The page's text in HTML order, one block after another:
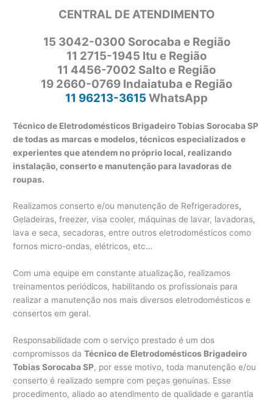
CENTRAL DE ATENDIMENTO
15 3042-0300 Sorocaba e Região
11 2715-1945 Itu e Região
11 4456-7002 Salto e Região
19 2660-0769 Indaiatuba e Região
11 96213-3615 WhatsApp
Técnico de Eletrodomésticos Brigadeiro Tobias Sorocaba SP
de todas as marcas e modelos, técnicos especializados e
experientes que atendem no próprio local, realizando
instalação, conserto e manutenção para lavadoras de
roupas.
Realizamos conserto e/ou manutenção de Refrigeradores,
Geladeiras, freezer, visa cooler, máquinas de lavar, lavadoras,
lava e seca, secadoras, entre outros eletrodomésticos como
fornos micro-ondas, elétricos, etc…
Com uma equipe em constante atualização, realizamos
treinamentos periódicos, habilitando os profissionais para
realizar a manutenção nos mais diversos eletrodomésticos e
consertos em geral.
Responsabilidade com o serviço prestado é um dos
compromissos daTécnico de Eletrodomésticos Brigadeiro
Tobias Sorocaba SP, por esse motivo, toda manutenção e/ou
conserto é realizado sempre com peças genuínas. Esse
procedimento, aliado ao atendimento de qualidade e garantia